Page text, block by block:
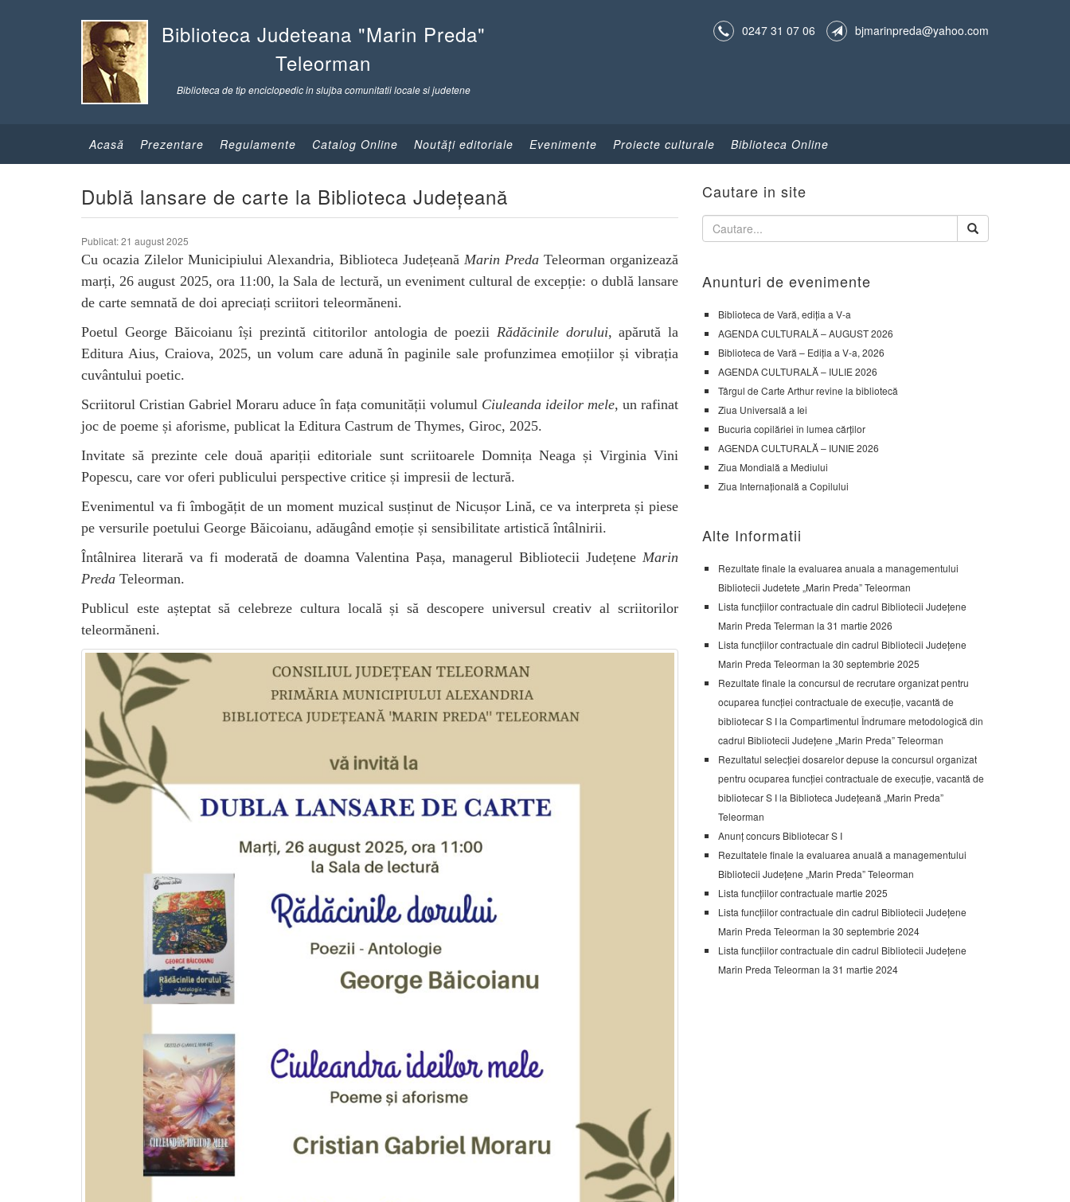
Biblioteca Judeteana "Marin Preda"
Teleorman
Biblioteca de tip enciclopedic in slujba comunitatii locale si judetene
0247 31 07 06 bjmarinpreda@yahoo.com
Acasă Prezentare Regulamente Catalog Online Noutăţi editoriale Evenimente Proiecte culturale Biblioteca Online
Dublă lansare de carte la Biblioteca Județeană
Publicat: 21 august 2025
Cu ocazia Zilelor Municipiului Alexandria, Biblioteca Județeană Marin Preda Teleorman organizează
marți, 26 august 2025, ora 11:00, la Sala de lectură, un eveniment cultural de excepție: o dublă lansare
de carte semnată de doi apreciați scriitori teleormăneni.
Poetul George Băicoianu își prezintă cititorilor antologia de poezii Rădăcinile dorului, apărută la
Editura Aius, Craiova, 2025, un volum care adună în paginile sale profunzimea emoțiilor și vibrația
cuvântului poetic.
Scriitorul Cristian Gabriel Moraru aduce în fața comunității volumul Ciuleanda ideilor mele, un rafinat
joc de poeme și aforisme, publicat la Editura Castrum de Thymes, Giroc, 2025.
Invitate să prezinte cele două apariții editoriale sunt scriitoarele Domnița Neaga și Virginia Vini
Popescu, care vor oferi publicului perspective critice și impresii de lectură.
Evenimentul va fi îmbogățit de un moment muzical susținut de Nicușor Lină, ce va interpreta și piese
pe versurile poetului George Băicoianu, adăugând emoție și sensibilitate artistică întâlnirii.
Întâlnirea literară va fi moderată de doamna Valentina Pașa, managerul Bibliotecii Județene Marin
Preda Teleorman.
Publicul este așteptat să celebreze cultura locală și să descopere universul creativ al scriitorilor
teleormăneni.
Cautare in site
Anunturi de evenimente
Biblioteca de Vară, ediția a V-a
AGENDA CULTURALĂ – AUGUST 2026
Biblioteca de Vară – Ediția a V-a, 2026
AGENDA CULTURALĂ – IULIE 2026
Târgul de Carte Arthur revine la bibliotecă
Ziua Universală a Iei
Bucuria copilăriei în lumea cărților
AGENDA CULTURALĂ – IUNIE 2026
Ziua Mondială a Mediului
Ziua Internațională a Copilului
Alte Informatii
Rezultate finale la evaluarea anuala a managementului
Bibliotecii Judetete „Marin Preda” Teleorman
Lista funcțiilor contractuale din cadrul Bibliotecii Județene
Marin Preda Telerman la 31 martie 2026
Lista funcțiilor contractuale din cadrul Bibliotecii Județene
Marin Preda Teleorman la 30 septembrie 2025
Rezultate finale la concursul de recrutare organizat pentru
ocuparea funcției contractuale de execuție, vacantă de
bibliotecar S I la Compartimentul Îndrumare metodologică din
cadrul Bibliotecii Județene „Marin Preda” Teleorman
Rezultatul selecției dosarelor depuse la concursul organizat
pentru ocuparea funcției contractuale de execuție, vacantă de
bibliotecar S I la Biblioteca Județeană „Marin Preda”
Teleorman
Anunț concurs Bibliotecar S I
Rezultatele finale la evaluarea anuală a managementului
Bibliotecii Județene „Marin Preda” Teleorman
Lista funcțiilor contractuale martie 2025
Lista funcțiilor contractuale din cadrul Bibliotecii Județene
Marin Preda Teleorman la 30 septembrie 2024
Lista funcțiilor contractuale din cadrul Bibliotecii Județene
Marin Preda Teleorman la 31 martie 2024